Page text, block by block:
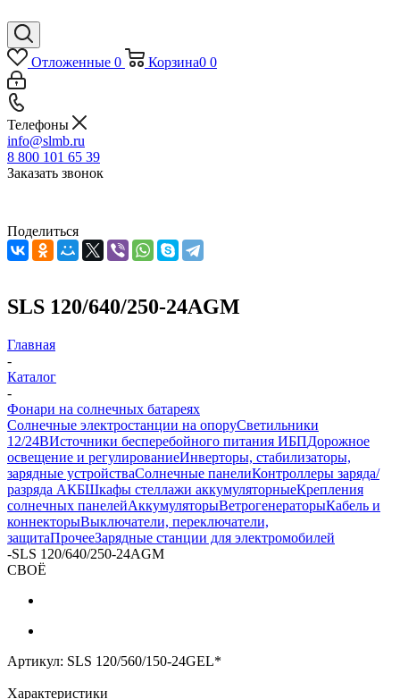
Отложенные 0 Корзина0 0
Телефоны
info@slmb.ru
8 800 101 65 39
Заказать звонок
Поделиться
SLS 120/640/250-24AGM
Главная
-
Каталог
-
Фонари на солнечных батареях
Солнечные электростанции на опоруСветильники
12/24ВИсточники бесперебойного питания ИБПДорожное
освещение и регулированиеИнверторы, стабилизаторы,
зарядные устройстваСолнечные панелиКонтроллеры заряда/
разряда АКБШкафы стеллажи аккумуляторныеКрепления
солнечных панелейАккумуляторыВетрогенераторыКабель и
коннекторыВыключатели, переключатели,
защитаПрочееЗарядные станции для электромобилей
-SLS 120/640/250-24AGM
СВОЁ
Артикул: SLS 120/560/150-24GEL*
Характеристики